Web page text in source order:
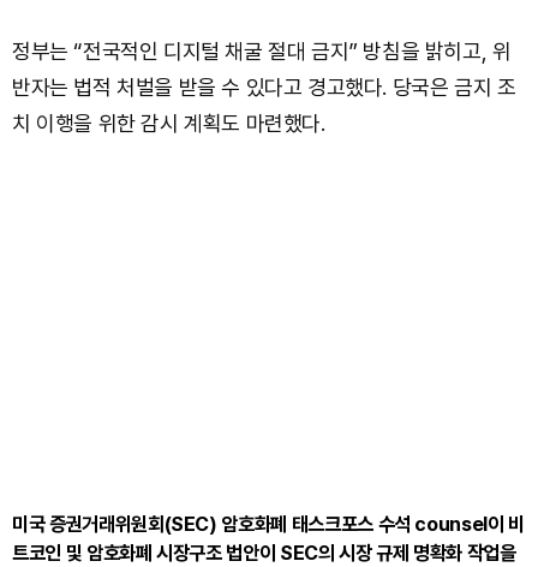
정부는 “전국적인 디지털 채굴 절대 금지” 방침을 밝히고, 위
반자는 법적 처벌을 받을 수 있다고 경고했다. 당국은 금지 조
치 이행을 위한 감시 계획도 마련했다.
미국 증권거래위원회(SEC) 암호화폐 태스크포스 수석 counsel이 비
트코인 및 암호화폐 시장구조 법안이 SEC의 시장 규제 명확화 작업을